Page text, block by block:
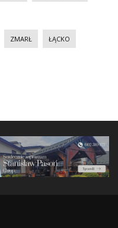
ZMARŁ ŁĄCKO